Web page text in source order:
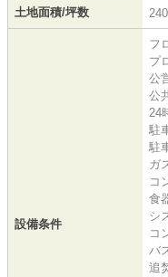
土地面積/坪数
設備条件
フ
プ
公
公
24
駐
駐
ガ
コ
食
シ
コ
バ
追